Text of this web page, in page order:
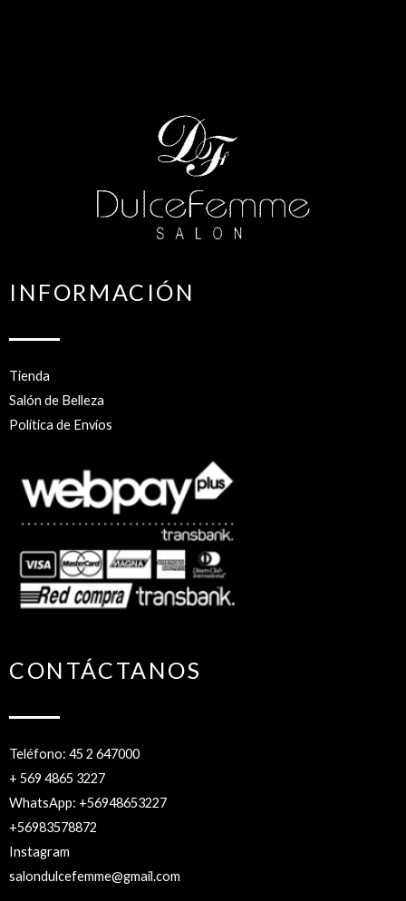
INFORMACIÓN
Tienda
Salón de Belleza
Política de Envíos
CONTÁCTANOS
Teléfono: 45 2 647000
+ 569 4865 3227
WhatsApp: +56948653227
+56983578872
Instagram
salondulcefemme@gmail.com